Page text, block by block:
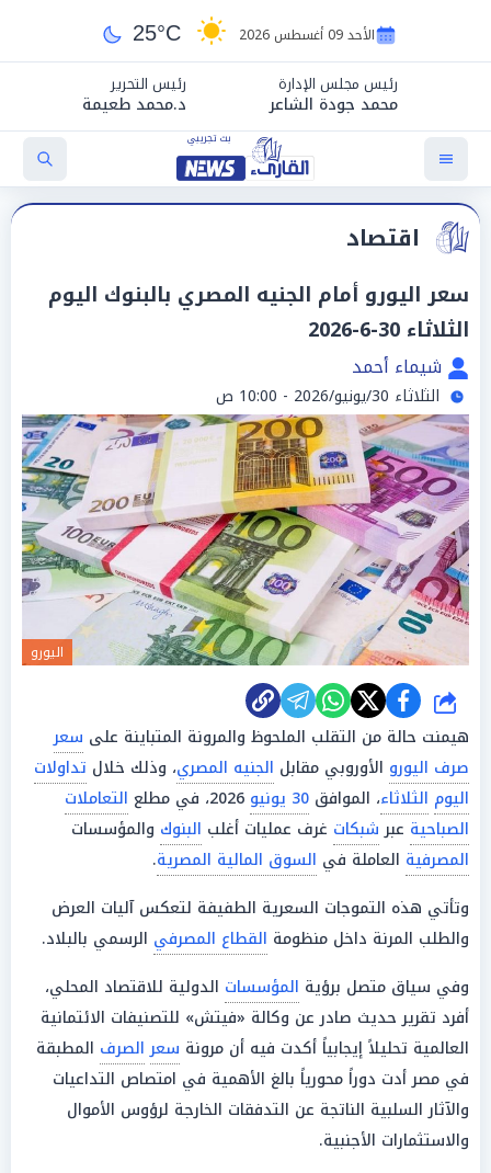
الأحد 09 أغسطس 2026 25°C
رئيس مجلس الإدارة
محمد جودة الشاعر
رئيس التحرير
د.محمد طعيمة
اقتصاد
سعر اليورو أمام الجنيه المصري بالبنوك اليوم
الثلاثاء 30-6-2026
شيماء أحمد
الثلاثاء 30/يونيو/2026 - 10:00 ص
اليورو
شارك
هيمنت حالة من التقلب الملحوظ والمرونة المتباينة على سعر
صرف اليورو الأوروبي مقابل الجنيه المصري، وذلك خلال تداولات
اليوم الثلاثاء، الموافق 30 يونيو
التعاملات
الصباحية عبرشبكات غرف عمليات أغلب البنوك والمؤسسات
المصرفية العاملة في السوق المالية المصرية.
وتأتي هذه التموجات السعرية الطفيفة لتعكس آليات العرض
والطلب المرنة داخل منظومة القطاع المصرفي الرسمي بالبلاد.
وفي سياق متصل برؤية المؤسسات الدولية للاقتصاد المحلي،
أفرد تقرير حديث صادر عن وكالة «فيتش» للتصنيفات الائتمانية
العالمية تحليلاً إيجابياً أكدت فيه أن مرونة سعر الصرف المطبقة
في مصر أدت دوراً محورياً بالغ الأهمية في امتصاص التداعيات
والآثار السلبية الناتجة عن التدفقات الخارجة لرؤوس الأموال
والاستثمارات الأجنبية.